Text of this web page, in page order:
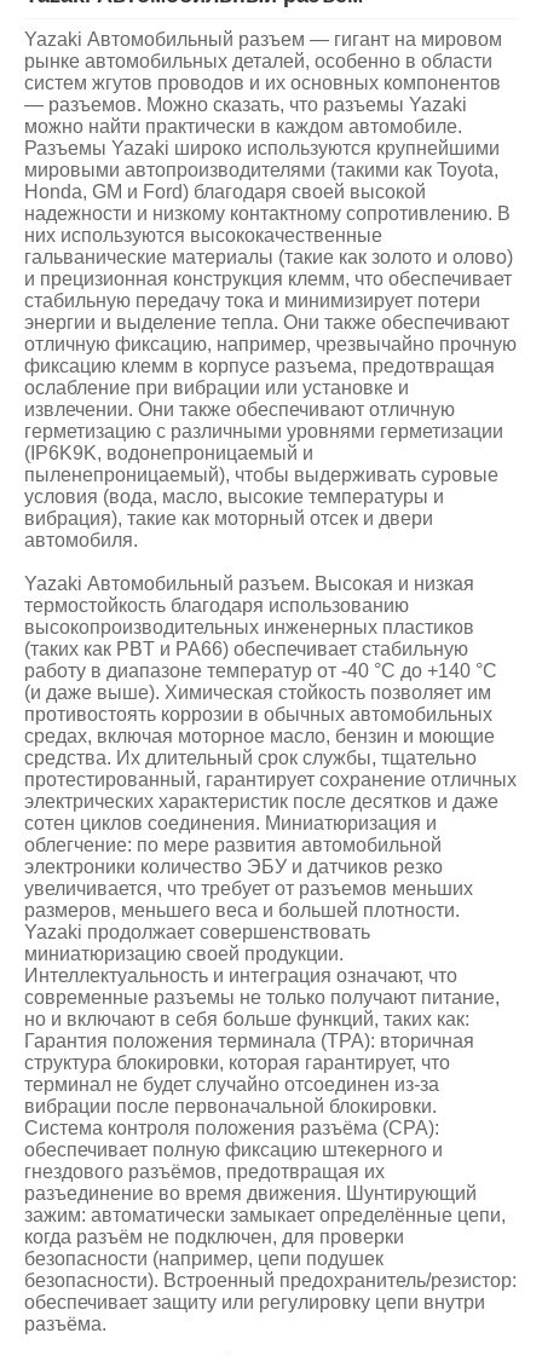
Yazaki Автомобильный разъем — гигант на мировом
рынке автомобильных деталей, особенно в области
систем жгутов проводов и их основных компонентов
— разъемов. Можно сказать, что разъемы Yazaki
можно найти практически в каждом автомобиле.
Разъемы Yazaki широко используются крупнейшими
мировыми автопроизводителями (такими как Toyota,
Honda, GM и Ford) благодаря своей высокой
надежности и низкому контактному сопротивлению. В
них используются высококачественные
гальванические материалы (такие как золото и олово)
и прецизионная конструкция клемм, что обеспечивает
стабильную передачу тока и минимизирует потери
энергии и выделение тепла. Они также обеспечивают
отличную фиксацию, например, чрезвычайно прочную
фиксацию клемм в корпусе разъема, предотвращая
ослабление при вибрации или установке и
извлечении. Они также обеспечивают отличную
герметизацию с различными уровнями герметизации
(IP6K9K, водонепроницаемый и
пыленепроницаемый), чтобы выдерживать суровые
условия (вода, масло, высокие температуры и
вибрация), такие как моторный отсек и двери
автомобиля.
Yazaki Автомобильный разъем. Высокая и низкая
термостойкость благодаря использованию
высокопроизводительных инженерных пластиков
(таких как PBT и PA66) обеспечивает стабильную
работу в диапазоне температур от -40 °C до +140 °C
(и даже выше). Химическая стойкость позволяет им
противостоять коррозии в обычных автомобильных
средах, включая моторное масло, бензин и моющие
средства. Их длительный срок службы, тщательно
протестированный, гарантирует сохранение отличных
электрических характеристик после десятков и даже
сотен циклов соединения. Миниатюризация и
облегчение: по мере развития автомобильной
электроники количество ЭБУ и датчиков резко
увеличивается, что требует от разъемов меньших
размеров, меньшего веса и большей плотности.
Yazaki продолжает совершенствовать
миниатюризацию своей продукции.
Интеллектуальность и интеграция означают, что
современные разъемы не только получают питание,
но и включают в себя больше функций, таких как:
Гарантия положения терминала (TPA): вторичная
структура блокировки, которая гарантирует, что
терминал не будет случайно отсоединен из-за
вибрации после первоначальной блокировки.
Система контроля положения разъёма (CPA):
обеспечивает полную фиксацию штекерного и
гнездового разъёмов, предотвращая их
разъединение во время движения. Шунтирующий
зажим: автоматически замыкает определённые цепи,
когда разъём не подключен, для проверки
безопасности (например, цепи подушек
безопасности). Встроенный предохранитель/резистор:
обеспечивает защиту или регулировку цепи внутри
разъёма.